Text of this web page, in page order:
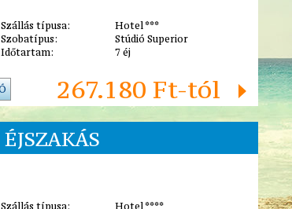
Szállás típusa:
Hotel ***
Szobatípus:
Stúdió Superior
Időtartam:
7 éj
267.180 Ft-tól
Szállás típusa:
Hotel ****